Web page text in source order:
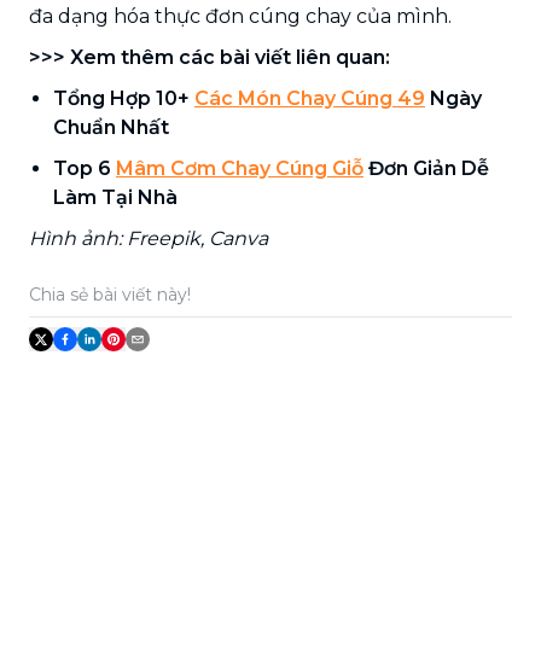
đa dạng hóa thực đơn cúng chay của mình.
>>> Xem thêm các bài viết liên quan:
Tổng Hợp 10+ Các Món Chay Cúng 49 Ngày
Chuẩn Nhất
Top 6 Mâm Cơm Chay Cúng Giỗ Đơn Giản Dễ
Làm Tại Nhà
Hình ảnh: Freepik, Canva
Chia sẻ bài viết này!